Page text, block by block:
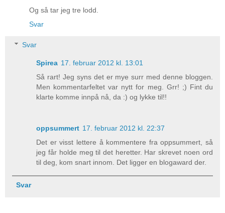
Og så tar jeg tre lodd.
Svar
Svar
Spirea 17. februar 2012 kl. 13:01
Så rart! Jeg syns det er mye surr med denne bloggen.
Men kommentarfeltet var nytt for meg. Grr! ;) Fint du
klarte komme innpå nå, da :) og lykke til!!
oppsummert 17. februar 2012 kl. 22:37
Det er visst lettere å kommentere fra oppsummert, så
jeg får holde meg til det heretter. Har skrevet noen ord
til deg, kom snart innom. Det ligger en blogaward der.
Svar